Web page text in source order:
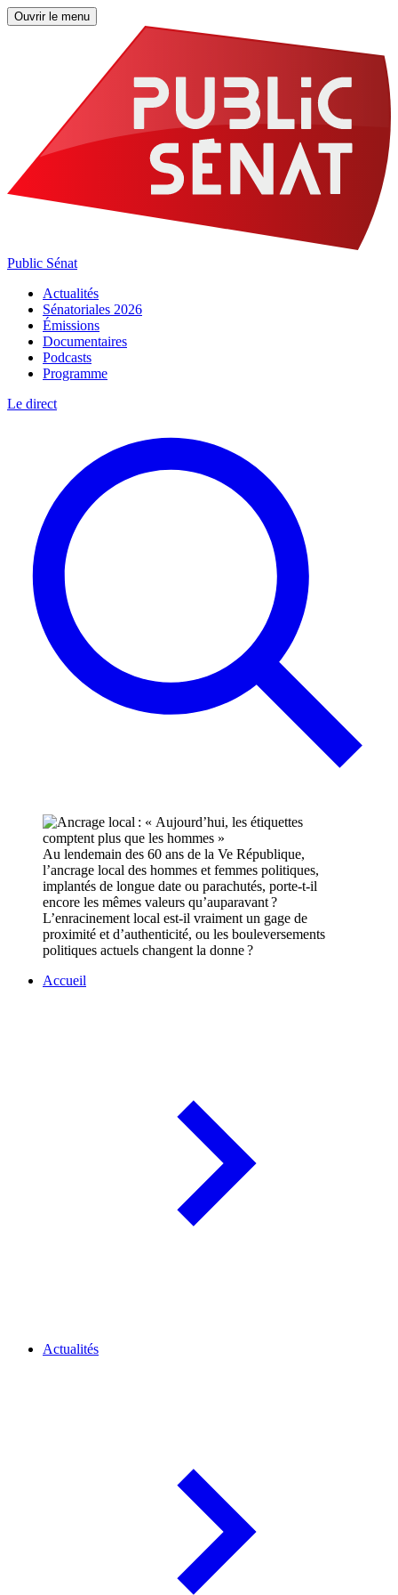
Ouvrir le menu
Public Sénat
Actualités
Sénatoriales 2026
Émissions
Documentaires
Podcasts
Programme
Le direct
Au lendemain des 60 ans de la Ve République,
l’ancrage local des hommes et femmes politiques,
implantés de longue date ou parachutés, porte-t-il
encore les mêmes valeurs qu’auparavant ?
L’enracinement local est-il vraiment un gage de
proximité et d’authenticité, ou les bouleversements
politiques actuels changent la donne ?
Accueil
Actualités